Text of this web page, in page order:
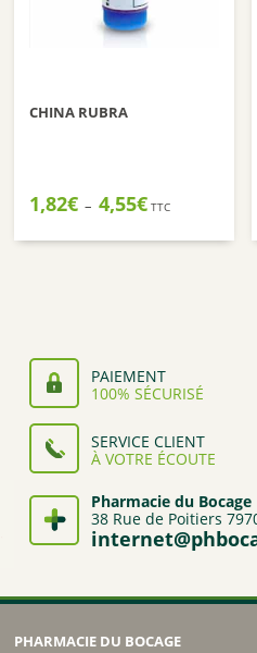
CHINA RUBRA
1,82€ – 4,55€Plage
prix :
TTC
PAIEMENT
100% SÉCURISÉ
SERVICE CLIENT
À VOTRE ÉCOUTE
Pharmacie du Bocage
38 Rue de Poitiers
PHARMACIE DU BOCAGE